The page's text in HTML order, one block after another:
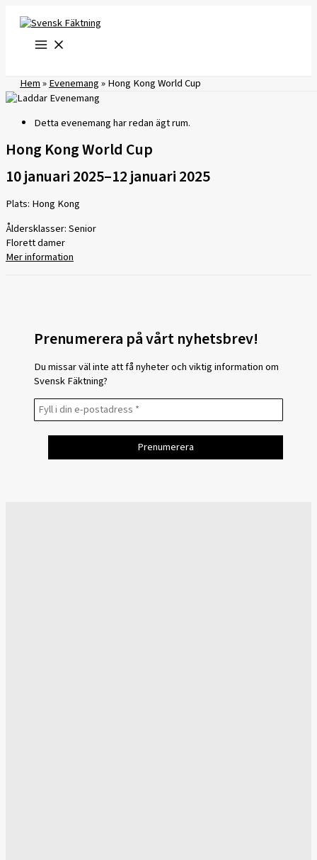
innehåll
Hem»Evenemang»Hong Kong World Cup
Detta evenemang har redan ägt rum.
Hong Kong World Cup
10 januari 2025–12 januari 2025
Plats: Hong Kong
Åldersklasser: Senior
Florett damer
Mer information
Prenumerera på vårt nyhetsbrev!
Du missar väl inte att få nyheter och viktig information om
Svensk Fäktning?